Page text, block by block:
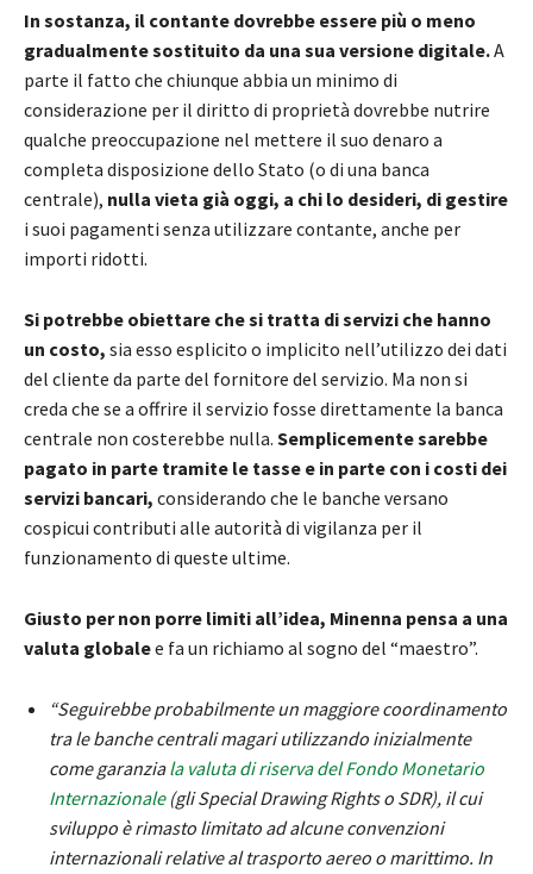
In sostanza, il contante dovrebbe essere più o meno
gradualmente sostituito da una sua versione digitale.A
parte il fatto che chiunque abbia un minimo di
considerazione per il diritto di proprietà dovrebbe nutrire
qualche preoccupazione nel mettere il suo denaro a
completa disposizione dello Stato (o di una banca
centrale), nulla vieta già oggi, a chi lo desideri, di gestire
i suoi pagamenti senza utilizzare contante, anche per
importi ridotti.
Si potrebbe obiettare che si tratta di servizi che hanno
un costo, sia esso esplicito o implicito nell’utilizzo dei dati
del cliente da parte del fornitore del servizio. Ma non si
creda che se a offrire il servizio fosse direttamente la banca
centrale non costerebbe nulla. Semplicemente sarebbe
pagato in parte tramite le tasse e in parte con i costi dei
servizi bancari, considerando che le banche versano
cospicui contributi alle autorità di vigilanza per il
funzionamento di queste ultime.
Giusto per non porre limiti all’idea, Minenna pensa a una
valuta globalee fa un richiamo al sogno del “maestro”.
“Seguirebbe probabilmente un maggiore coordinamento
tra le banche centrali magari utilizzando inizialmente
come garanziala valuta di riserva del Fondo Monetario
Internazionale(gli Special Drawing Rights o SDR), il cui
sviluppo è rimasto limitato ad alcune convenzioni
internazionali relative al trasporto aereo o marittimo. In